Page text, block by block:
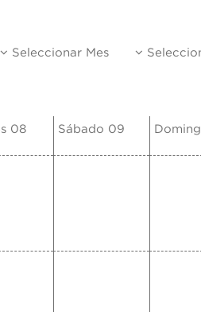
Seleccionar Mes
08 Sábado 09